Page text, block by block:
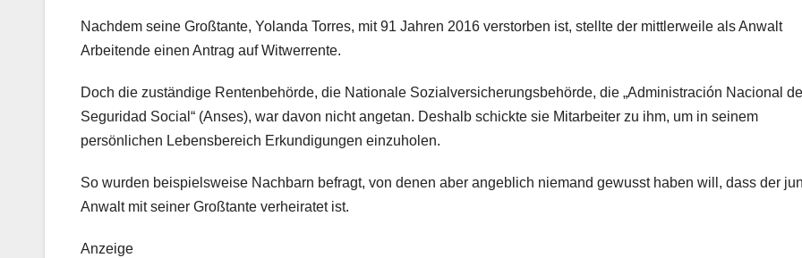
Nachdem seine Großtante, Yolanda Torres, mit 91 Jahren 2016 verstorben ist, stellte der mittlerweile als Anwalt
Arbeitende einen Antrag auf Witwerrente.
Doch die zuständige Rentenbehörde, die Nationale Sozialversicherungsbehörde, die „Administración Nacional
Seguridad Social“ (Anses), war davon nicht angetan. Deshalb schickte sie Mitarbeiter zu ihm, um in seinem
persönlichen Lebensbereich Erkundigungen einzuholen.
So wurden beispielsweise Nachbarn befragt, von denen aber angeblich niemand gewusst haben will, dass der
Anwalt mit seiner Großtante verheiratet ist.
Anzeige